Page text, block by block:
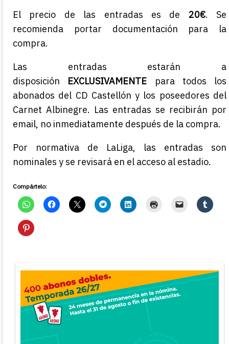
El precio de las entradas es de 20€. Se
recomienda portar documentación para la
compra.
Las entradas estarán a
disposición EXCLUSIVAMENTE para todos los
abonados del CD Castellón y los poseedores del
Carnet Albinegre. Las entradas se recibirán por
email, no inmediatamente después de la compra.
Por normativa de LaLiga, las entradas son
nominales y se revisará en el acceso al estadio.
Compártelo: